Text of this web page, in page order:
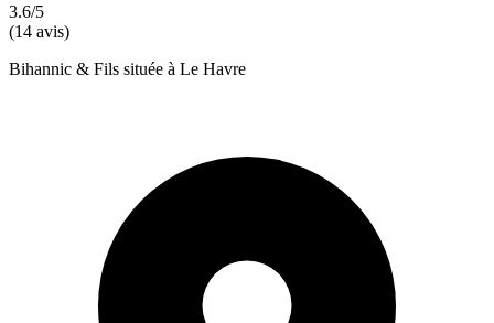
3.6/5
(14 avis)
Bihannic & Fils située à Le Havre